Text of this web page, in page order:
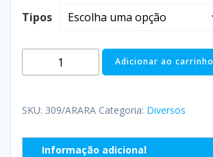
Tipos
Adicionar ao carrinho
SKU: 309/ARARA Categoria: Diversos
Informação adicional